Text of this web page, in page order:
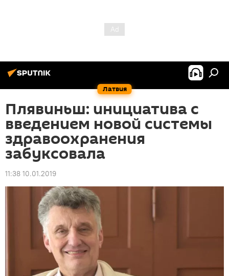
Латвия
Плявиньш: инициатива с
введением новой системы
здравоохранения
забуксовала
11:38 10.01.2019